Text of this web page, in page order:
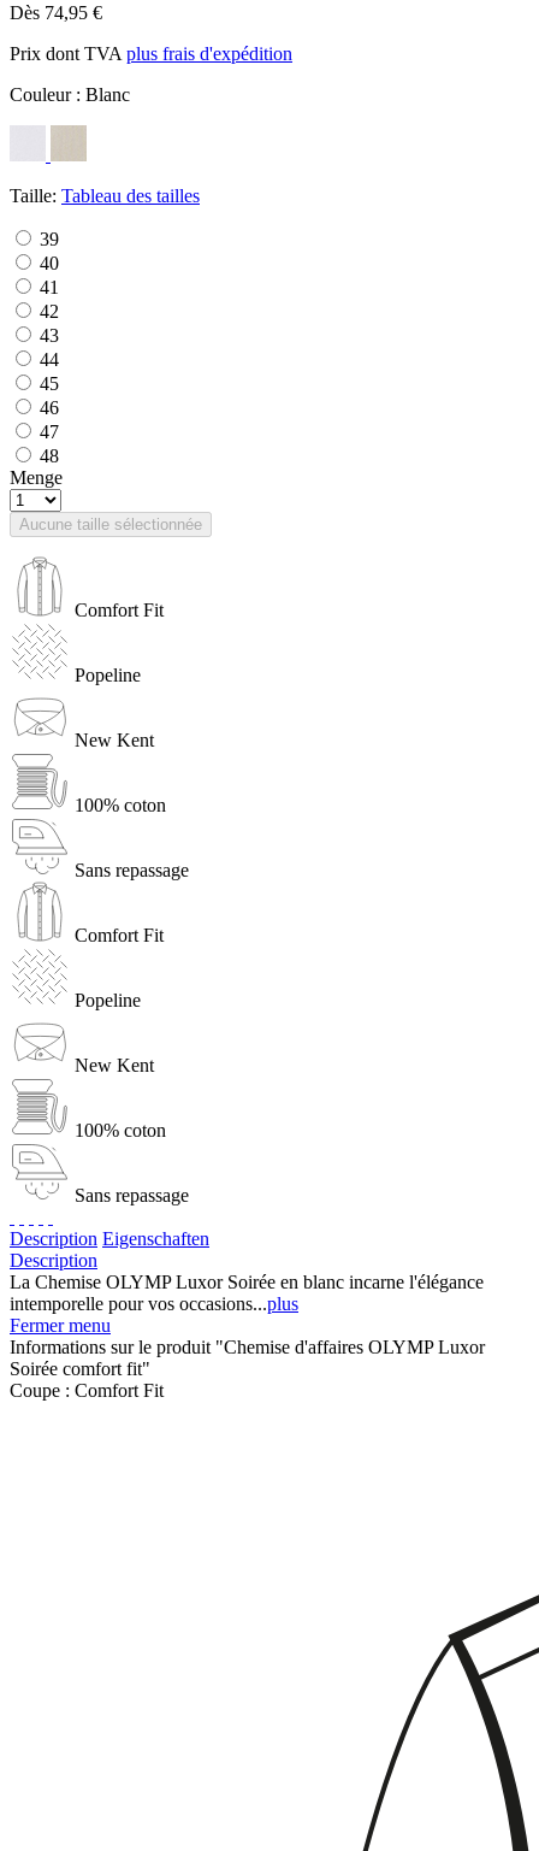
Dès 74,95 €
Prix dont TVA plus frais d'expédition
Couleur : Blanc
Taille: Tableau des tailles
39
40
41
42
43
44
45
46
47
48
Menge
Aucune taille sélectionnée
Comfort Fit
Popeline
New Kent
100% coton
Sans repassage
Comfort Fit
Popeline
New Kent
100% coton
Sans repassage
Description Eigenschaften
Description
La Chemise OLYMP Luxor Soirée en blanc incarne l'élégance
intemporelle pour vos occasions...plus
Fermer menu
Informations sur le produit "Chemise d'affaires OLYMP Luxor
Soirée comfort fit"
Coupe : Comfort Fit